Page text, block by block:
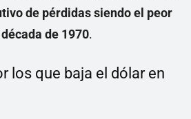
de pérdidas siendo el peor
de 1970.
los que baja el dólar en